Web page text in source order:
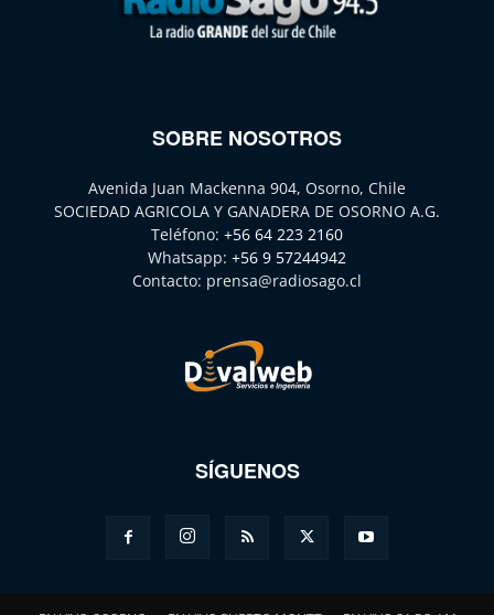
SOBRE NOSOTROS
Avenida Juan Mackenna 904, Osorno, Chile
SOCIEDAD AGRICOLA Y GANADERA DE OSORNO A.G.
Teléfono: +56 64 223 2160
Whatsapp: +56 9 57244942
Contacto: prensa@radiosago.cl
SÍGUENOS